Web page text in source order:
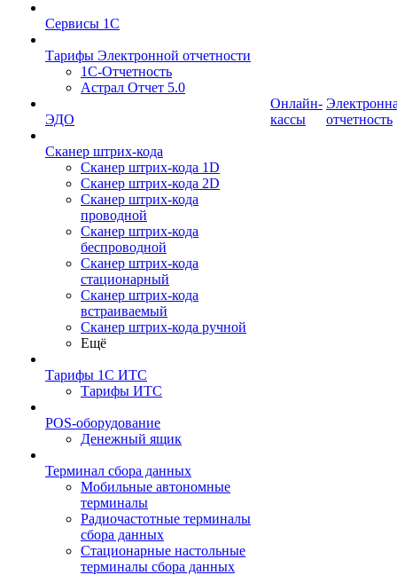
Сервисы 1С
Тарифы Электронной отчетности
1С-Отчетность
Астрал Отчет 5.0
ЭДО
Сканер штрих-кода
Сканер штрих-кода 1D
Сканер штрих-кода 2D
Сканер штрих-кода
проводной
Сканер штрих-кода
беспроводной
Сканер штрих-кода
стационарный
Сканер штрих-кода
встраиваемый
Сканер штрих-кода ручной
Ещё
Тарифы 1С ИТС
Тарифы ИТС
POS-оборудование
Денежный ящик
Терминал сбора данных
Мобильные автономные
терминалы
Радиочастотные терминалы
сбора данных
Стационарные настольные
терминалы сбора данных
Онлайн-
кассы
отчетность